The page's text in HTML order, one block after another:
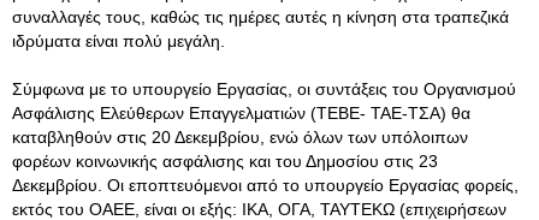
συναλλαγές τους, καθώς τις ημέρες αυτές η κίνηση στα τραπεζικά
ιδρύματα είναι πολύ μεγάλη.
Σύμφωνα με το υπουργείο Εργασίας, οι συντάξεις του Οργανισμού
Ασφάλισης Ελεύθερων Επαγγελματιών (ΤΕΒΕ- ΤΑΕ-ΤΣΑ) θα
καταβληθούν στις 20 Δεκεμβρίου, ενώ όλων των υπόλοιπων
φορέων κοινωνικής ασφάλισης και του Δημοσίου στις 23
Δεκεμβρίου. Οι εποπτευόμενοι από το υπουργείο Εργασίας φορείς,
εκτός του ΟΑΕΕ, είναι οι εξής: ΙΚΑ, ΟΓΑ, ΤΑΥΤΕΚΩ (επιχειρήσεων